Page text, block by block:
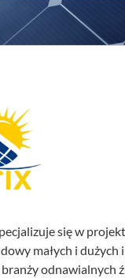
się w
małych i dużych
odnawialnych